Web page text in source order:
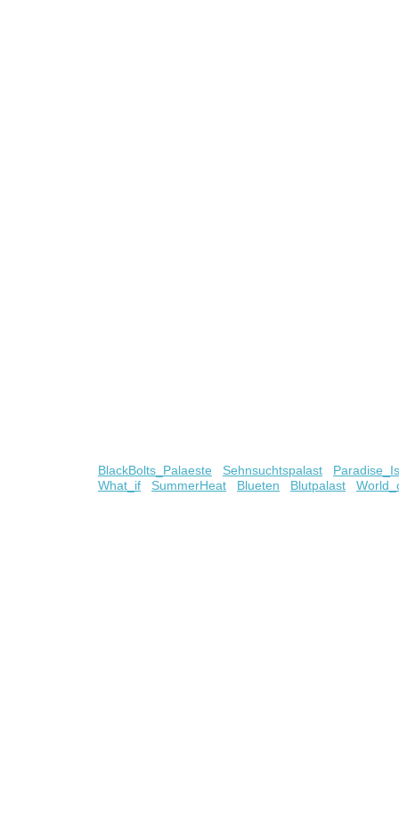
BlackBolts_Palaeste Sehnsuchtspalast
What_if
SummerHeat Blueten Blutpalast